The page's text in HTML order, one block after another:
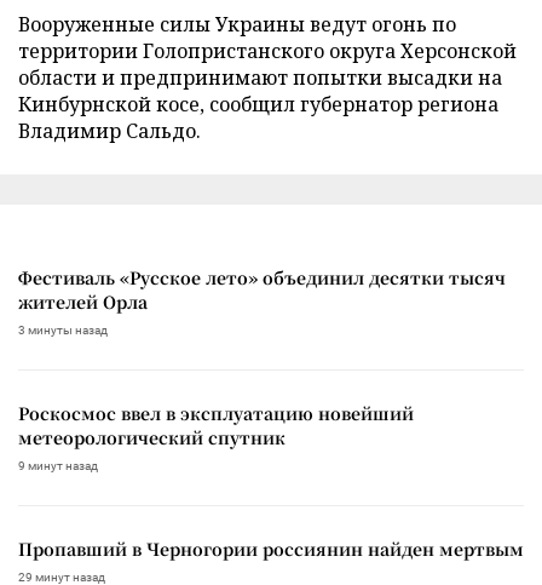
Вооруженные силы Украины ведут огонь по
территории Голопристанского округа Херсонской
области и предпринимают попытки высадки на
Кинбурнской косе, сообщил губернатор региона
Владимир Сальдо.
Фестиваль «Русское лето» объединил десятки тысяч
жителей Орла
3 минуты назад
Роскосмос ввел в эксплуатацию новейший
метеорологический спутник
9 минут назад
Пропавший в Черногории россиянин найден мертвым
29 минут назад